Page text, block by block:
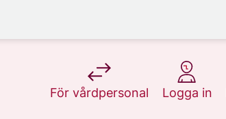
För vårdpersonal
på 1177.se
Logga in
på 1177.se